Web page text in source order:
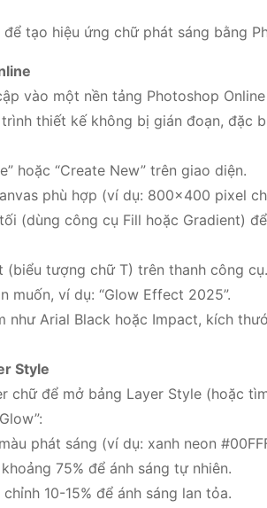
tạo hiệu ứng chữ phát sáng bằng
vào một nền tảng Photoshop
thiết kế không bị gián đoạn, đặc
hoặc “Create New” trên giao diện.
phù hợp (ví dụ: 800×400 pixel
(dùng công cụ Fill hoặc Gradient)
(biểu tượng chữ T) trên thanh công cụ.
muốn, ví dụ: “Glow Effect 2025”.
như Arial Black hoặc Impact, kích
Style
chữ để mở bảng Layer Style (hoặc
phát sáng (ví dụ: xanh neon
75% để ánh sáng tự nhiên.
10-15% để ánh sáng lan tỏa.